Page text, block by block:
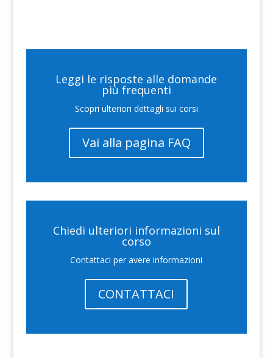
Leggi le risposte alle domande
più frequenti
Scopri ulteriori dettagli sui corsi
Vai alla pagina FAQ
Chiedi ulteriori informazioni sul
corso
Contattaci per avere informazioni
CONTATTACI